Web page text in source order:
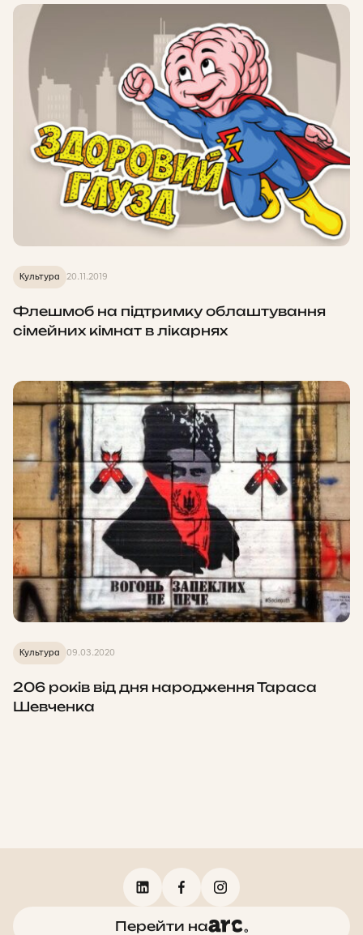
Культура 20.11.2019
Флешмоб на підтримку облаштування
сімейних кімнат в лікарнях
Культура 09.03.2020
206 років від дня народження Тараса
Шевченка
Перейти на